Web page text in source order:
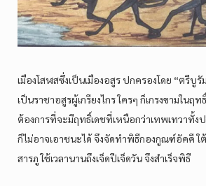
เมืองโสฬสซึ่งเป็นเมืองอสูร ปกครองโดย “ตรีบู
เป็นราชาอสูรผู้เกรียงไกร ใครๆ ก็เกรงขามในฤ
ต้องการที่จะมีฤทธิ์เดชที่เหนือกว่าเทพเทวาทั้ง
ก็ไม่อาจเอาชนะได้ จึงจัดทำพิธีกองกูณฑ์อัคคี ใ
สารภู ใช้เวลานานถึงเจ็ดปีเจ็ดวัน จึงสำเร็จพิธี